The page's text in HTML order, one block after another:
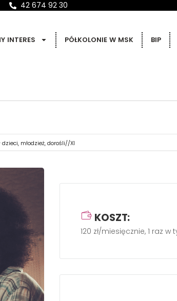
42 674 92 30
INTERES PÓŁKOLONIE W MSK BIP
młodzież, dorośli//XI
KOSZT:
120 zł/miesięcznie, 1 raz w